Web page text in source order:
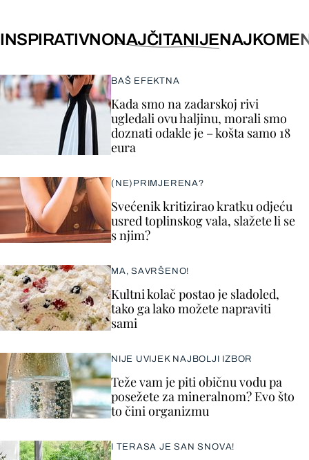
INSPIRATIVNONAJČITANIJE
BAŠ EFEKTNA
Kada smo na zadarskoj rivi
ugledali ovu haljinu, morali smo
doznati odakle je – košta samo 18
eura
(NE)PRIMJERENA?
Svećenik kritizirao kratku odjeću
usred toplinskog vala, slažete li se
s njim?
MA, SAVRŠENO!
Kultni kolač postao je sladoled,
tako ga lako možete napraviti
sami
NIJE UVIJEK NAJBOLJI IZBOR
Teže vam je piti običnu vodu pa
posežete za mineralnom? Evo što
to čini organizmu
I TERASA JE SAN SNOVA!